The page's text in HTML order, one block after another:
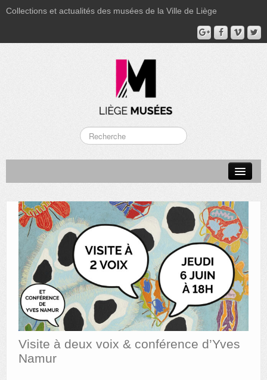
Collections et actualités des musées de la Ville de Liège
MUSÉE GRÉTRY
MUSÉE DU LUMINAIRE
FONDS PATRIMONIAUX
AUTRES LIEUX
ANIMATIONS DES MUSÉES
PUBLICATIONS
LES APPELS À PROJETS
Visite à deux voix & conférence d’Yves
Namur